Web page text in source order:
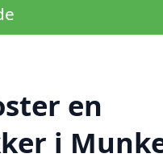
en
i